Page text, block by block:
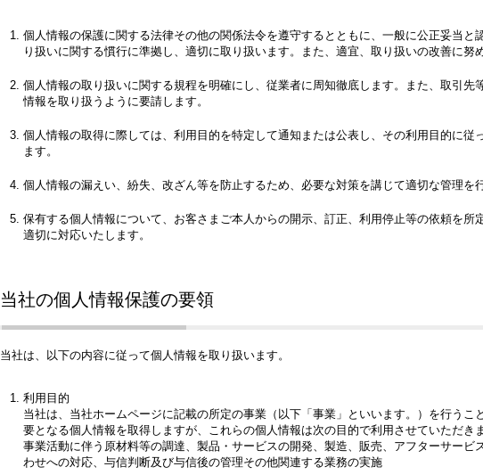
個人情報の保護に関する法律その他の関係法令を遵守するとともに、一般に公正妥当と
り扱いに関する慣行に準拠し、適切に取り扱います。また、適宜、取り扱いの改善に努
個人情報の取り扱いに関する規程を明確にし、従業者に周知徹底します。また、取引先
情報を取り扱うように要請します。
個人情報の取得に際しては、利用目的を特定して通知または公表し、その利用目的に従
ます。
個人情報の漏えい、紛失、改ざん等を防止するため、必要な対策を講じて適切な管理を
保有する個人情報について、お客さまご本人からの開示、訂正、利用停止等の依頼を所
適切に対応いたします。
当社の個人情報保護の要領
当社は、以下の内容に従って個人情報を取り扱います。
利用目的
当社は、当社ホームページに記載の所定の事業（以下「事業」といいます。）を行うこ
要となる個人情報を取得しますが、これらの個人情報は次の目的で利用させていただきま
事業活動に伴う原材料等の調達、製品・サービスの開発、製造、販売、アフターサービ
わせへの対応、与信判断及び与信後の管理その他関連する業務の実施